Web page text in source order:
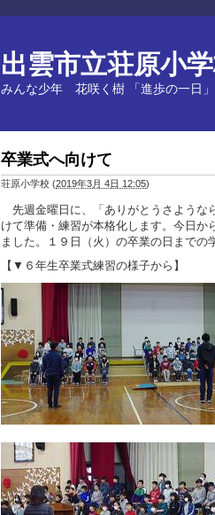
出雲市立荘原小
みんな少年 花咲く樹 「進歩の一日」
卒業式へ向けて
荘原小学校 (2019年3月 4日 12:05)
先週金曜日に、「ありがとうさような
けて準備・練習が本格化します。今日か
ました。１９日（火）の卒業の日までの
【▼６年生卒業式練習の様子から】